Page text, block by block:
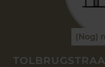
(Nog)